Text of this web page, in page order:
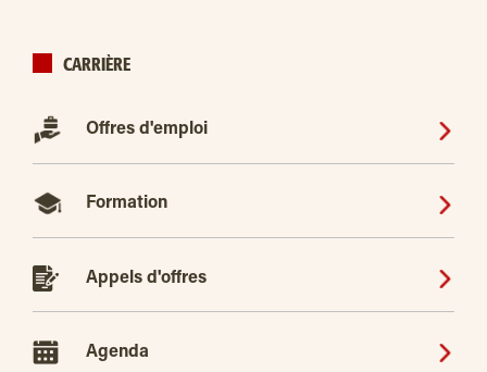
CARRIÈRE
Offres d'emploi
Formation
Appels d'offres
Agenda